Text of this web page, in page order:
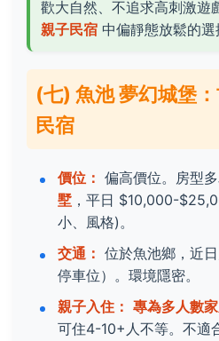
歡大自然、不追求高刺激遊
親子民宿 中偏靜態放鬆的選
(七) 魚池 夢幻城堡
民宿
價位： 偏高價位。房型
墅 ，平日 $10,000-
小、風格)。
交通： 位於魚池鄉，近
停車位）。環境隱密。
親子入住： 專為多人數
可住4-10+人不等。不適